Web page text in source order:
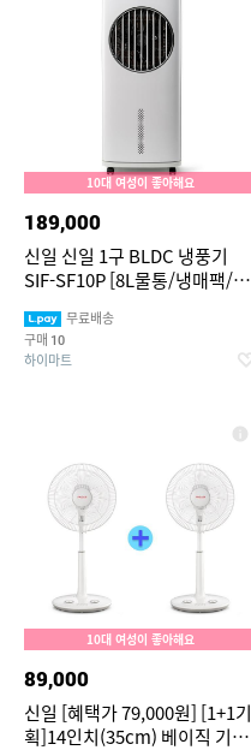
10대 여성이 좋아해요
189,000
신일 신일 1구 BLDC 냉풍기
SIF-SF10P [8L물통/냉매팩/자
속/9시간타이머]
무료배송
구매 10
하이마트
10대 여성이 좋아해요
89,000
신일 [혜택가 79,000원] [1+1기
획]14인치(35cm) 베이직 기계